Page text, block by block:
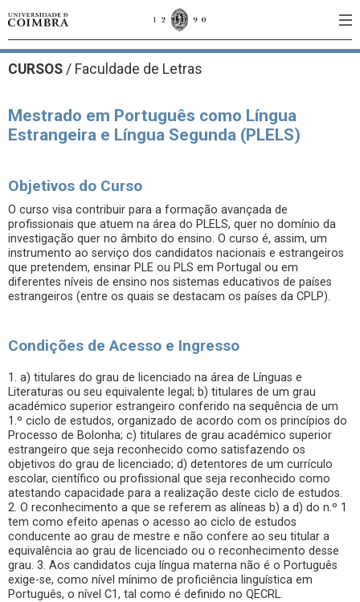
CURSOS / Faculdade de Letras
Mestrado em Português como Língua
Estrangeira e Língua Segunda (PLELS)
Objetivos do Curso
O curso visa contribuir para a formação avançada de
profissionais que atuem na área do PLELS, quer no domínio da
investigação quer no âmbito do ensino. O curso é, assim, um
instrumento ao serviço dos candidatos nacionais e estrangeiros
que pretendem, ensinar PLE ou PLS em Portugal ou em
diferentes níveis de ensino nos sistemas educativos de países
estrangeiros (entre os quais se destacam os países da CPLP).
Condições de Acesso e Ingresso
1. a) titulares do grau de licenciado na área de Línguas e
Literaturas ou seu equivalente legal; b) titulares de um grau
académico superior estrangeiro conferido na sequência de um
1.º ciclo de estudos, organizado de acordo com os princípios do
Processo de Bolonha; c) titulares de grau académico superior
estrangeiro que seja reconhecido como satisfazendo os
objetivos do grau de licenciado; d) detentores de um currículo
escolar, científico ou profissional que seja reconhecido como
atestando capacidade para a realização deste ciclo de estudos.
2. O reconhecimento a que se referem as alíneas b) a d) do n.º 1
tem como efeito apenas o acesso ao ciclo de estudos
conducente ao grau de mestre e não confere ao seu titular a
equivalência ao grau de licenciado ou o reconhecimento desse
grau. 3. Aos candidatos cuja língua materna não é o Português
exige-se, como nível mínimo de proficiência linguística em
Português, o nível C1, tal como é definido no QECRL.